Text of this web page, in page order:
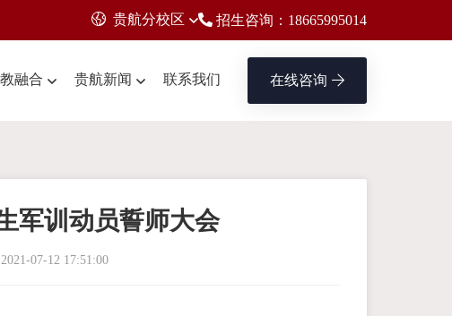
贵航分校区 招生咨询：18665995014
融合 贵航新闻 联系我们 在线咨询
军训动员誓师大会
2021-07-12 17:51:00